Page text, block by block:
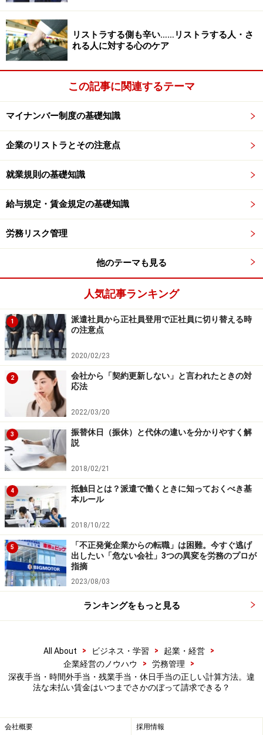
い場合は違法となります。
出典：しっかりマスター労働基準法（東京労働局）
Q. 深夜手当が支給されているのか確認する
方法（計算方法）は？ さかのぼって請求も
できますか？
深夜手当が正しく計算されているか確認する方法も確認
しておきましょう。また、割増されていないことに気づ
いた場合（賃金の未払い）は、会社への請求ができるの
でしょうか？
A-1. 時間単位賃金を算出することで確認が
できます
ことで確認ができます。時給制の場合は1時間単価が明
確ですが、月給制の場合では1時間あたりの賃金に換算
してから計算することになります。
■月給制の時間単位賃金＝【月給÷1年間における1カ月平
均所定労働時間】
月給には、家族手当（※）・扶養手当（※）・子女教育手
当（※）・通勤手当（※）・別居手当・単身赴任手当・住
宅手当（※）・臨時の手当（結婚手当・出産手当・大入
り袋など）は含まれません。
※家族数、交通費・距離や家賃に比例して支給するも
の。一律支給のものは月給に含めます。
以下の例で確認してみましょう。
【例】
・基本給23万5000円、精皆勤手当8000円、家族手当2万
円、通勤手当1万5000円
の場合
出典：しっかりマスター労働基準法（東京労働局）
（365日－122日）×8時間÷12カ月＝162時間（1年間にお
リストラする側も辛い……リストラする人・さ
れる人に対する心のケア
この記事に関連するテーマ
マイナンバー制度の基礎知識
企業のリストラとその注意点
就業規則の基礎知識
給与規定・賃金規定の基礎知識
労務リスク管理
他のテーマも見る
人気記事ランキング
1
派遣社員から正社員登用で正社員に切り替える時
の注意点
2020/02/23
2
会社から「契約更新しない」と言われたときの対
応法
2022/03/20
3
振替休日（振休）と代休の違いを分かりやすく解
説
2018/02/21
4
抵触日とは？派遣で働くときに知っておくべき基
本ルール
2018/10/22
5
「不正発覚企業からの転職」は困難。今すぐ逃げ
出したい「危ない会社」3つの異変を労務のプロが
指摘
2023/08/03
ランキングをもっと見る
All About > ビジネス・学習 > 起業・経営
>
企業経営のノウハウ
> 労務管理
>
深夜手当・時間外手当・残業手当・休日手当の正しい計算方法。違
法な未払い賃金はいつまでさかのぼって請求できる？
会社概要 採用情報